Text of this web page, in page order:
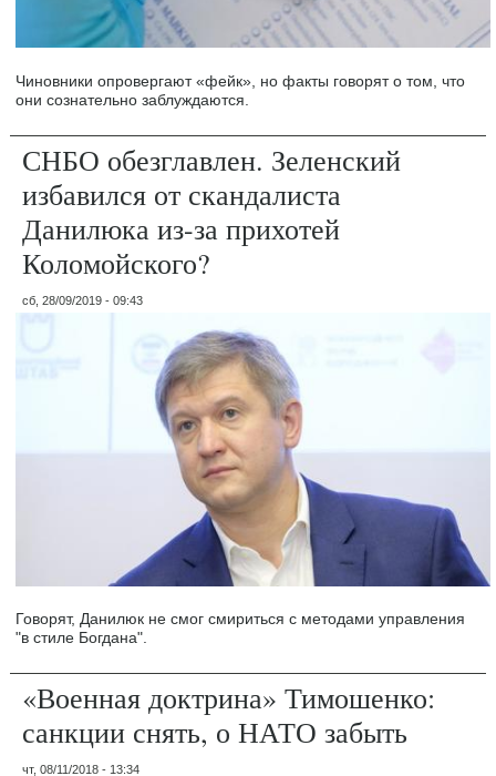
Чиновники опровергают «фейк», но факты говорят о том, что
они сознательно заблуждаются.
СНБО обезглавлен. Зеленский
избавился от скандалиста
Данилюка из-за прихотей
Коломойского?
сб, 28/09/2019 - 09:43
Говорят, Данилюк не смог смириться с методами управления
"в стиле Богдана".
«Военная доктрина» Тимошенко:
санкции снять, о НАТО забыть
чт, 08/11/2018 - 13:34